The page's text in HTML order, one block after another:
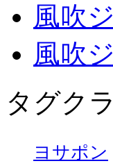
風吹
風吹
タグク
ヨサポン